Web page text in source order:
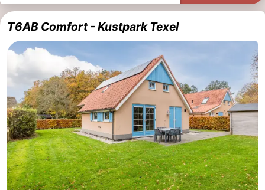
T6AB Comfort - Kustpark Texel